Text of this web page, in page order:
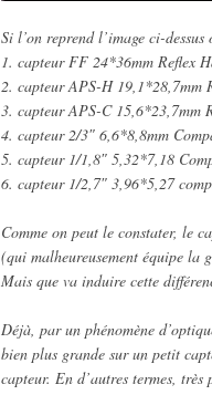
Si l’on reprend l’image ci-
1. capteur FF 24*36mm Reflex
2. capteur APS-H 19,1*28,7mm
3. capteur APS-C 15,6*23,7mm
4. capteur 2/3″ 6,6*8,8mm
5. capteur 1/1,8″ 5,32*7,18
6. capteur 1/2,7″ 3,96*5,27
Comme on peut le constater, le
(qui malheureusement équipe la
Mais que va induire cette
Déjà, par un phénomène
bien plus grande sur un petit
capteur. En d’autres termes,